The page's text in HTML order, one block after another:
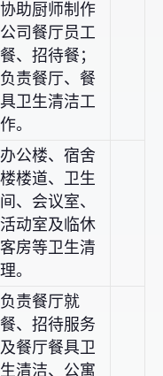
协助厨师制作
公司餐厅员工
餐、招待餐；
负责餐厅、餐
具卫生清洁工
作。
办公楼、宿舍
楼楼道、卫生
间、会议室、
活动室及临休
客房等卫生清
理。
负责餐厅就
餐、招待服务
及餐厅餐具卫
生清洁、公寓